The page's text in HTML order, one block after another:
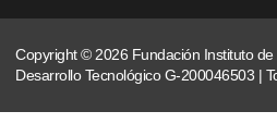
Copyright © 2026 Fundación Instituto
Desarrollo Tecnológico G-200046503 |